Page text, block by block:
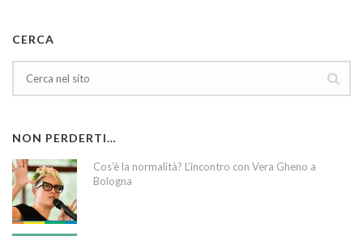
CERCA
NON PERDERTI…
Cos’è la normalità? L’incontro con Vera Gheno a
Bologna